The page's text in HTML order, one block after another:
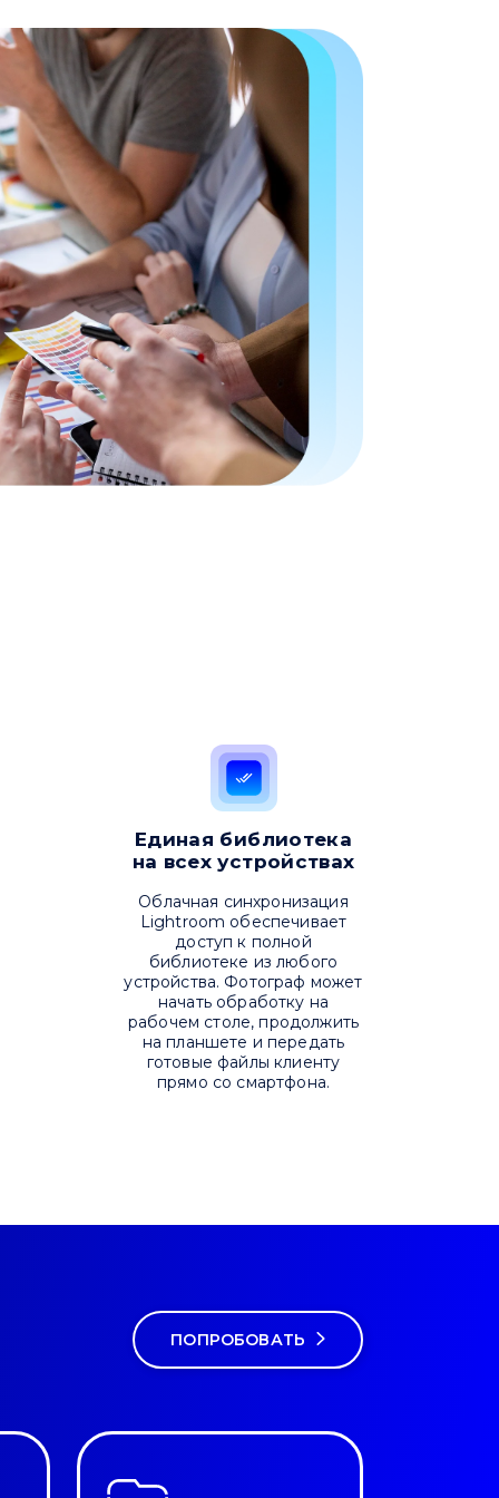
Единая библиотека
на всех устройствах
Облачная синхронизация
Lightroom обеспечивает
доступ к полной
библиотеке из любого
устройства. Фотограф может
начать обработку на
рабочем столе, продолжить
на планшете и передать
готовые файлы клиенту
прямо со смартфона.
ПОПРОБОВАТЬ